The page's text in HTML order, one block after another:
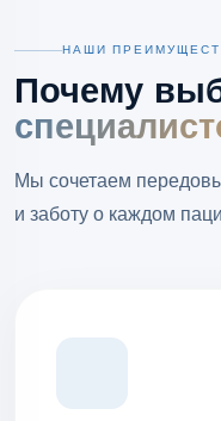
НАШИ
Почему
Мы сочетаем
и заботу о каждом